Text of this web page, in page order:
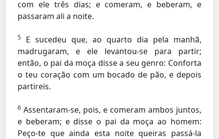
com ele três dias; e comeram, e beberam, e
passaram ali a noite.
5
E sucedeu que, ao quarto dia pela manhã,
madrugaram, e ele levantou-se para partir;
então, o pai da moça disse a seu genro: Conforta
o teu coração com um bocado de pão, e depois
partireis.
6 Assentaram-se, pois, e comeram ambos juntos,
e beberam; e disse o pai da moça ao homem:
Peço-te que ainda esta noite queiras passá-la